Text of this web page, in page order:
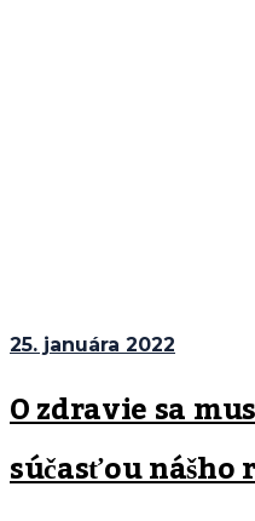
25. januára 2022
O zdravie sa
súčasťou nášho